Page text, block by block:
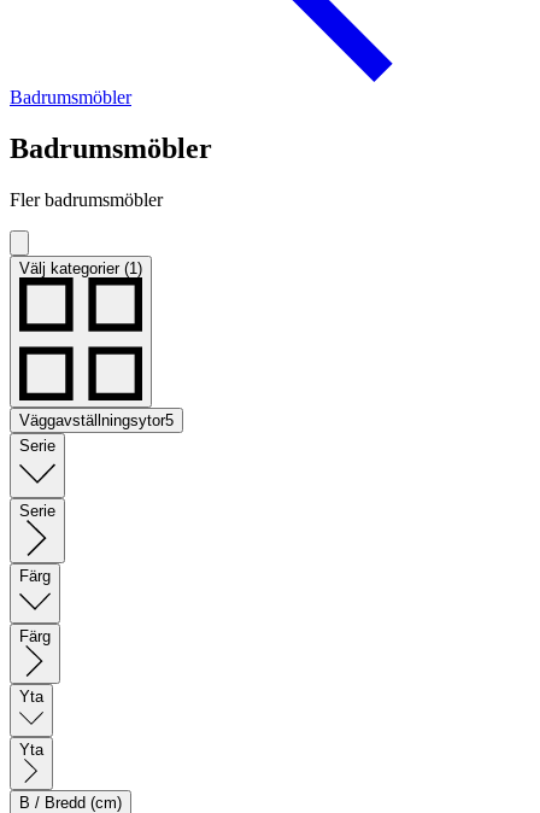
Badrumsmöbler
Badrumsmöbler
Fler badrumsmöbler
Välj kategorier (1)
Väggavställningsytor5
Serie
Serie
Färg
Färg
Yta
Yta
B / Bredd (cm)